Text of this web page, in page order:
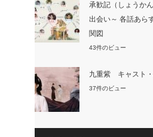
承歓記（しょうか
出会い～ 各話あ
関図
43件のビュー
九重紫 キャスト
37件のビュー